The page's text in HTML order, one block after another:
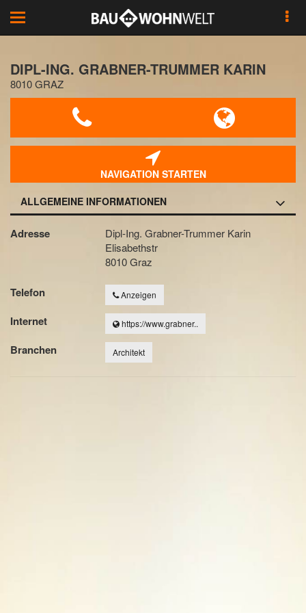
Toggle
navigation
DIPL-ING. GRABNER-TRUMMER KARIN
8010 GRAZ
NAVIGATION STARTEN
ALLGEMEINE INFORMATIONEN
Adresse
Dipl-Ing. Grabner-Trummer Karin
Elisabethstr
8010 Graz
Telefon Anzeigen
Internet https://www.grabner..
Branchen Architekt